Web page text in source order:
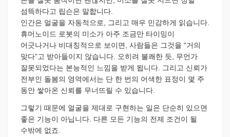
섬뜩하다고 립슨은 말합니다.
인간은 얼굴을 자동적으로, 그리고 매우 민감하게 읽습니다.
휴머노이드 로봇의 미소가 아주 조금만 타이밍이
어긋나거나 비대칭적으로 보이면, 사람들은 그것을 “거의
맞다”고 받아들이지 않습니다. 오히려 불쾌한 듯, 무언가
잘못되었다는 본능적인 느낌을 받게 됩니다. 그리고 신뢰가
전부인 돌봄의 영역에서는 단 한 번의 어색한 표정이 몇 주
동안 쌓아온 신뢰를 무너뜨릴 수 있습니다.
그렇기 때문에 얼굴을 제대로 구현하는 일은 단순히 있으면
좋은 기능이 아닙니다. 다른 모든 기능의 전제 조건이 될
수밖에 없죠.